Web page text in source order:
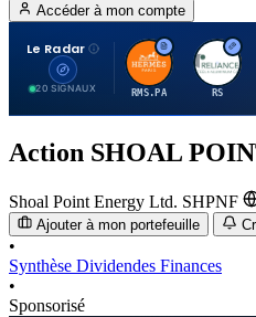
Accéder à mon compte
Le Radar
20 SIGNAUX
H
RMS.PA
R
RS
Action SHOAL
Shoal Point Energy Ltd. SHPNF
Ajouter à mon portefeuille
•
Synthèse Dividendes Finances
•
Sponsorisé